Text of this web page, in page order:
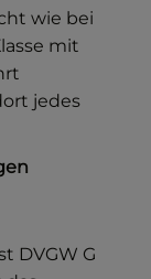
wie bei
mit
jedes
DVGW G